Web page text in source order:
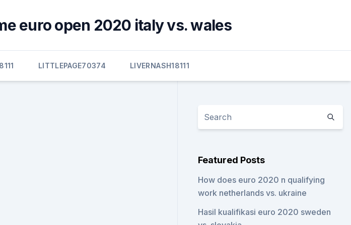
euro open 2020 italy vs. wales
LITTLEPAGE70374 LIVERNASH18111
Featured Posts
How does euro 2020 n qualifying
work netherlands vs. ukraine
Hasil kualifikasi euro 2020 sweden